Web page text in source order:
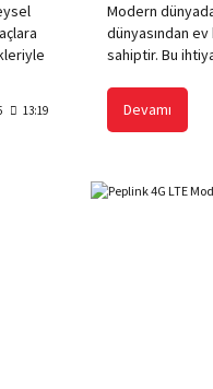
sunar.
13:19
Modern
dünyasından
sahiptir. Bu
deneyimi sunar.
ideal bir
Devamı